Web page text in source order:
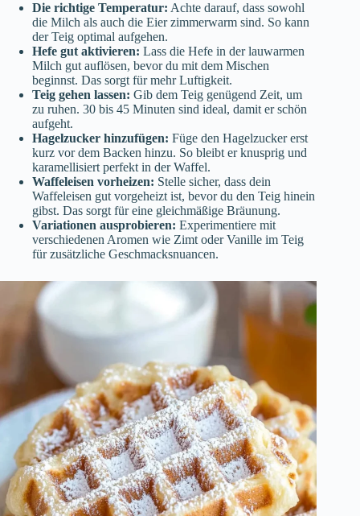
Die richtige Temperatur: Achte darauf, dass sowohl
die Milch als auch die Eier zimmerwarm sind. So kann
der Teig optimal aufgehen.
Hefe gut aktivieren: Lass die Hefe in der lauwarmen
Milch gut auflösen, bevor du mit dem Mischen
beginnst. Das sorgt für mehr Luftigkeit.
Teig gehen lassen: Gib dem Teig genügend Zeit, um
zu ruhen. 30 bis 45 Minuten sind ideal, damit er schön
aufgeht.
Hagelzucker hinzufügen: Füge den Hagelzucker erst
kurz vor dem Backen hinzu. So bleibt er knusprig und
karamellisiert perfekt in der Waffel.
Waffeleisen vorheizen: Stelle sicher, dass dein
Waffeleisen gut vorgeheizt ist, bevor du den Teig hinein
gibst. Das sorgt für eine gleichmäßige Bräunung.
Variationen ausprobieren: Experimentiere mit
verschiedenen Aromen wie Zimt oder Vanille im Teig
für zusätzliche Geschmacksnuancen.